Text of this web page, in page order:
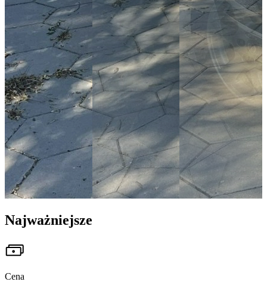
Najważniejsze
Cena